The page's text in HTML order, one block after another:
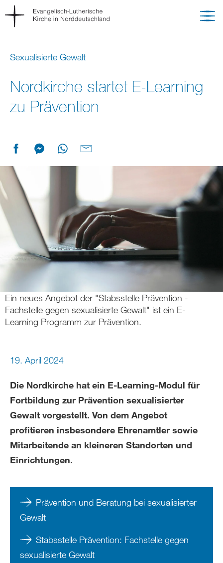
Sexualisierte Gewalt
Nordkirche startet E-Learning
zu Prävention
Ein neues Angebot der "Stabsstelle Prävention -
Fachstelle gegen sexualisierte Gewalt" ist ein E-
Learning Programm zur Prävention.
19. April 2024
Die Nordkirche hat ein E-Learning-Modul für
Fortbildung zur Prävention sexualisierter
Gewalt vorgestellt. Von dem Angebot
profitieren insbesondere Ehrenamtler sowie
Mitarbeitende an kleineren Standorten und
Einrichtungen.
Prävention und Beratung bei sexualisierter
Gewalt
Stabsstelle Prä‍ven‍ti‍on: Fachstelle gegen
sexualisierte Gewalt